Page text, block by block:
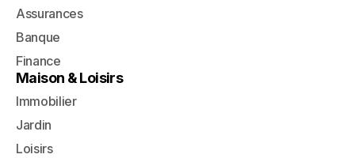
Assurances
Banque
Finance
Maison & Loisirs
Immobilier
Jardin
Loisirs